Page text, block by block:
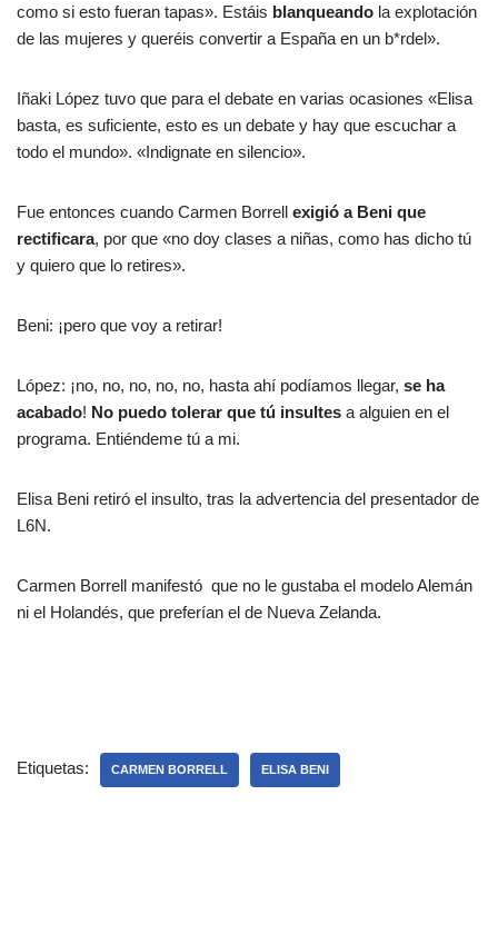
como si esto fueran tapas». Estáis blanqueando la explotación
de las mujeres y queréis convertir a España en un b*rdel».
Iñaki López tuvo que para el debate en varias ocasiones «Elisa
basta, es suficiente, esto es un debate y hay que escuchar a
todo el mundo». «Indignate en silencio».
Fue entonces cuando Carmen Borrell exigió a Beni que
rectificara, por que «no doy clases a niñas, como has dicho tú
y quiero que lo retires».
Beni: ¡pero que voy a retirar!
López: ¡no, no, no, no, no, hasta ahí podíamos llegar, se ha
acabado! No puedo tolerar que tú insultes a alguien en el
programa. Entiéndeme tú a mi.
Elisa Beni retiró el insulto, tras la advertencia del presentador de
L6N.
Carmen Borrell manifestó que no le gustaba el modelo Alemán
ni el Holandés, que preferían el de Nueva Zelanda.
Etiquetas: CARMEN BORRELL ELISA BENI